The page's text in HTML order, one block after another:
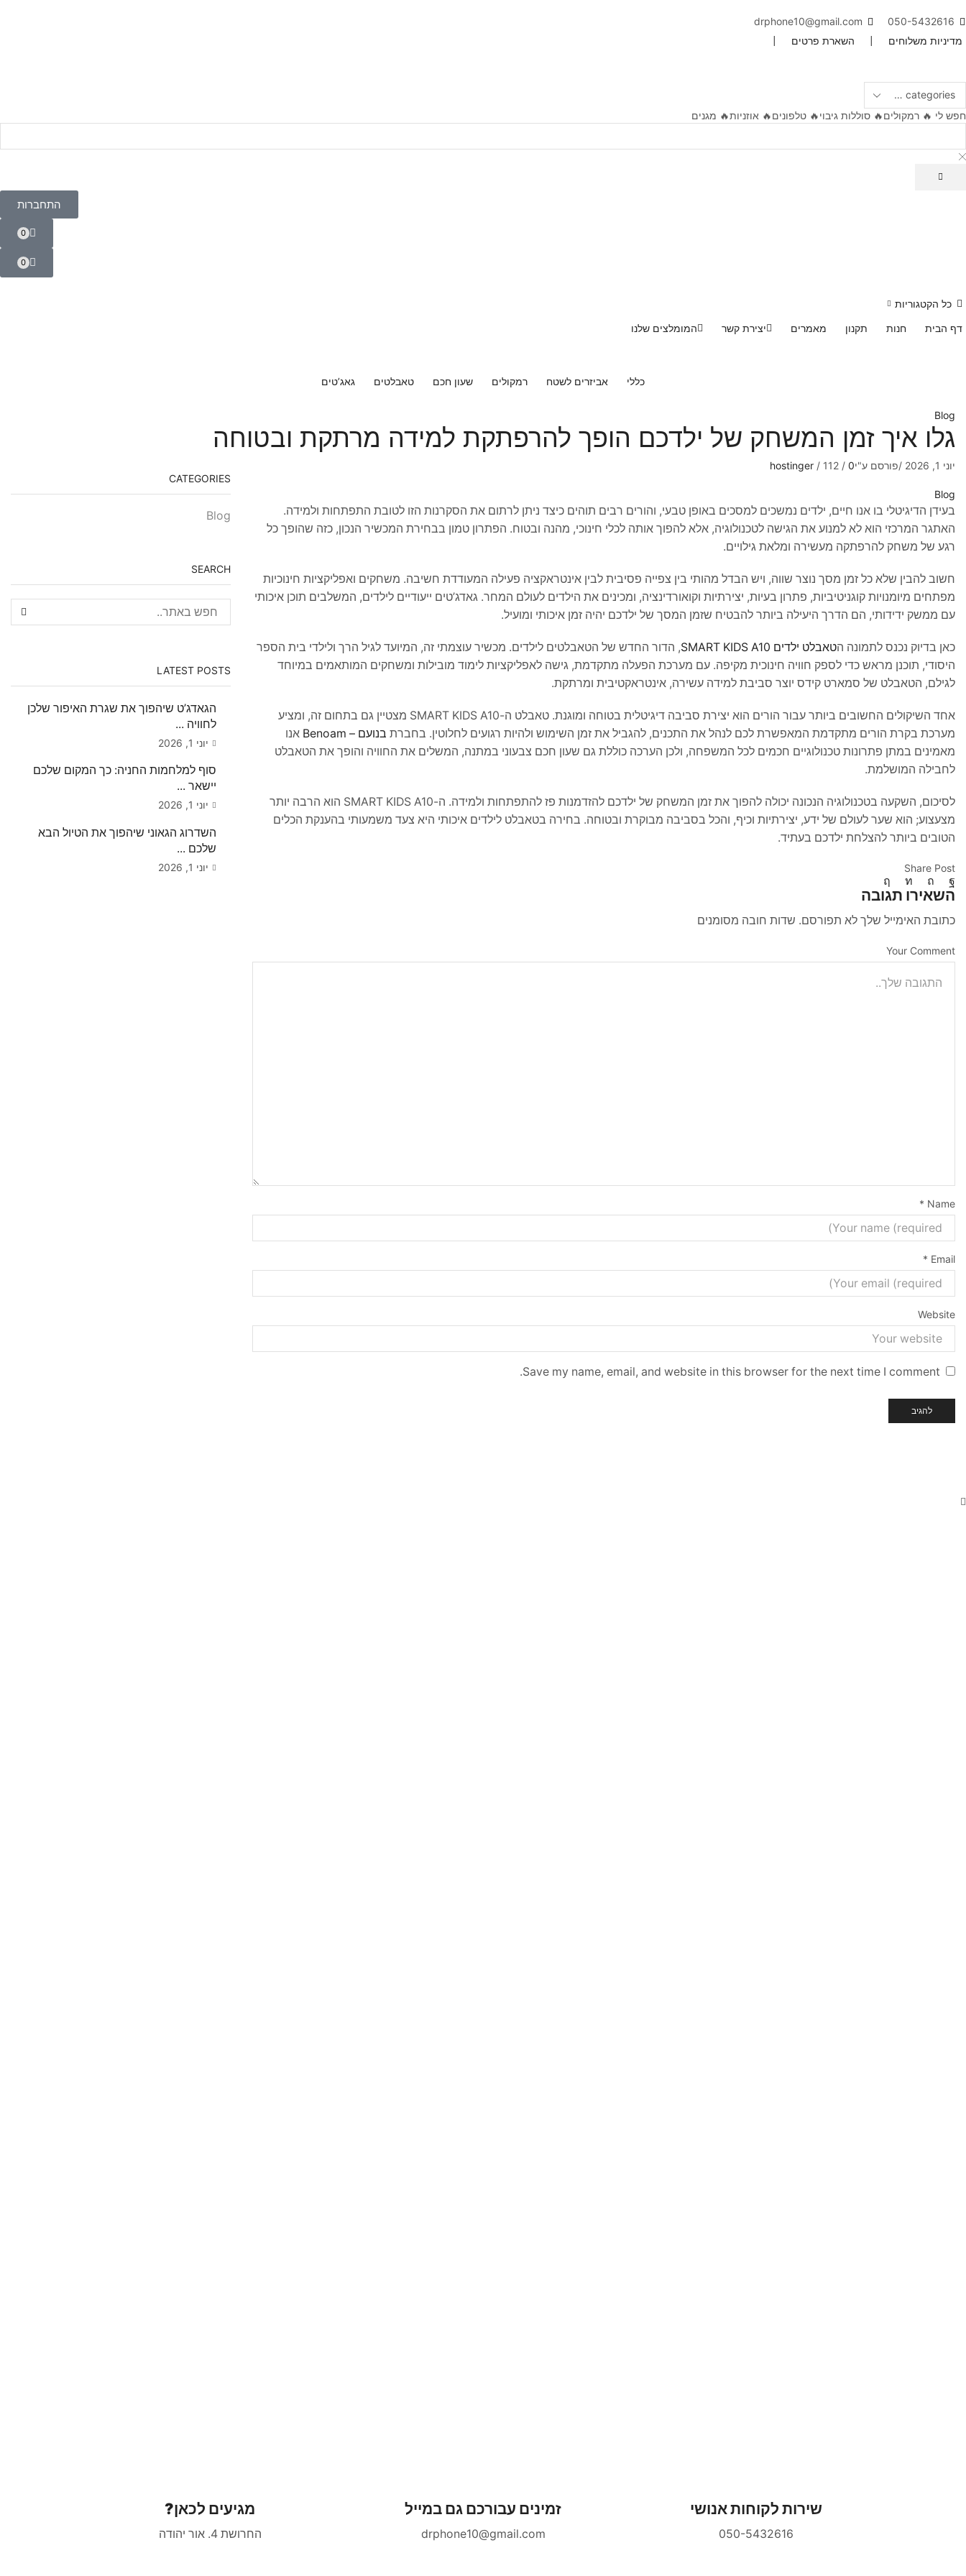
050-5432616
drphone10@gmail.com
מדיניות משלוחים
השארת פרטים
חפש לי 🔥 רמקולים🔥 סוללות גיבוי🔥 טלפונים🔥 אוזניות🔥 מגנים
התחברות
0
0
כל הקטגוריות
דף הבית
חנות תקנון מאמרים יצירת קשר המומלצים שלנו
כללי אביזרים לשטח רמקולים שעון חכם טאבלטים גאג’טים
Blog
גלו איך זמן המשחק של ילדכם הופך להרפתקת למידה מרתקת ובטוחה
יוני 1, 2026 /פורסם ע"י hostinger / 112 / 0
Blog
בעידן הדיגיטלי בו אנו חיים, ילדים נמשכים למסכים באופן טבעי, והורים רבים תוהים כיצד ניתן לרתום את הסקרנות הזו לטובת התפתחות ולמידה.
האתגר המרכזי הוא לא למנוע את הגישה לטכנולוגיה, אלא להפוך אותה לכלי חינוכי, מהנה ובטוח. הפתרון טמון בבחירת המכשיר הנכון, כזה שהופך כל
רגע של משחק להרפתקה מעשירה ומלאת גילויים.
חשוב להבין שלא כל זמן מסך נוצר שווה, ויש הבדל מהותי בין צפייה פסיבית לבין אינטראקציה פעילה המעודדת חשיבה. משחקים ואפליקציות חינוכיות
מפתחים מיומנויות קוגניטיביות, פתרון בעיות, יצירתיות וקואורדינציה, ומכינים את הילדים לעולם המחר. גאדג’טים ייעודיים לילדים, המשלבים תוכן איכותי
עם ממשק ידידותי, הם הדרך היעילה ביותר להבטיח שזמן המסך של ילדכם יהיה זמן איכותי ומועיל.
כאן בדיוק נכנס לתמונה הטאבלט ילדים SMART KIDS A10
, הדור החדש של הטאבלטים לילדים. מכשיר עוצמתי זה, המיועד לגיל הרך ולילדי בית הספר
היסודי, תוכנן מראש כדי לספק חוויה חינוכית מקיפה. עם מערכת הפעלה מתקדמת, גישה לאפליקציות לימוד מובילות ומשחקים המותאמים במיוחד
לגילם, הטאבלט של סמארט קידס יוצר סביבת למידה עשירה, אינטראקטיבית ומרתקת.
אחד השיקולים החשובים ביותר עבור הורים הוא יצירת סביבה דיגיטלית בטוחה ומוגנת. טאבלט ה-SMART KIDS A10 מצטיין גם בתחום זה, ומציע
מערכת בקרת הורים מתקדמת המאפשרת לכם לנהל את התכנים, להגביל את זמן השימוש ולהיות רגועים לחלוטין. בחברת בנועם – Benoam
אנו
מאמינים במתן פתרונות טכנולוגיים חכמים לכל המשפחה, ולכן הערכה כוללת גם שעון חכם צבעוני במתנה, המשלים את החוויה והופך את הטאבלט
לחבילה המושלמת.
לסיכום, השקעה בטכנולוגיה הנכונה יכולה להפוך את זמן המשחק של ילדכם להזדמנות פז להתפתחות ולמידה. ה-SMART KIDS A10 הוא הרבה יותר
מצעצוע; הוא שער לעולם של ידע, יצירתיות וכיף, והכל בסביבה מבוקרת ובטוחה. בחירה בטאבלט לילדים איכותי היא צעד משמעותי בהענקת הכלים
הטובים ביותר להצלחת ילדכם בעתיד.
Share Post
השאירו תגובה
כתובת האימייל שלך לא תפורסם. שדות חובה מסומנים
Your Comment
Name
*
Email
*
Website
Save my name, email, and website in this browser for the next time I comment.
CATEGORIES
Blog
SEARCH
LATEST POSTS
הגאדג’ט שיהפוך את שגרת האיפור שלכן
לחוויה ...
יוני 1, 2026
סוף למלחמות החניה: כך המקום שלכם
יישאר ...
יוני 1, 2026
השדרוג הגאוני שיהפוך את הטיול הבא
שלכם ...
יוני 1, 2026
שירות לקוחות אנושי
050-5432616
זמינים עבורכם גם במייל
drphone10@gmail.com
מגיעים לכאן?
החרושת 4. אור יהודה